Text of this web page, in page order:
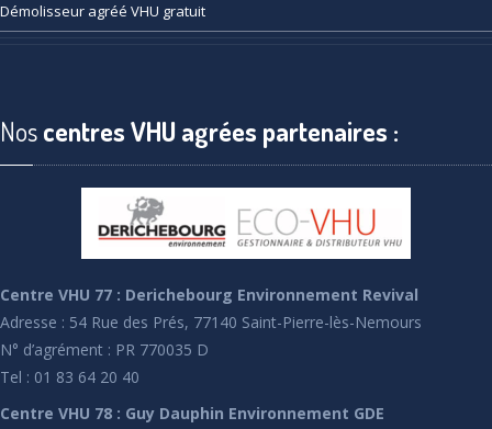
Démolisseur agréé VHU gratuit
Noscentres VHU agrées partenaires :
Centre VHU 77 : Derichebourg Environnement Revival
Adresse : 54 Rue des Prés, 77140 Saint-Pierre-lès-Nemours
N° d’agrément : PR 770035 D
Tel : 01 83 64 20 40
Centre VHU 78 : Guy Dauphin Environnement GDE